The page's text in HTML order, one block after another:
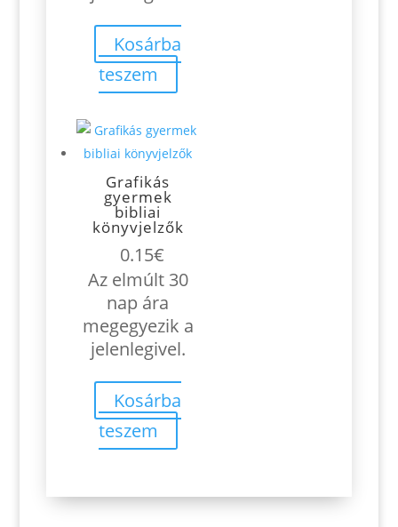
Kosárba
teszem
Grafikás
gyermek
bibliai
könyvjelzők
0.15€
Az elmúlt 30
nap ára
megegyezik a
jelenlegivel.
Kosárba
teszem